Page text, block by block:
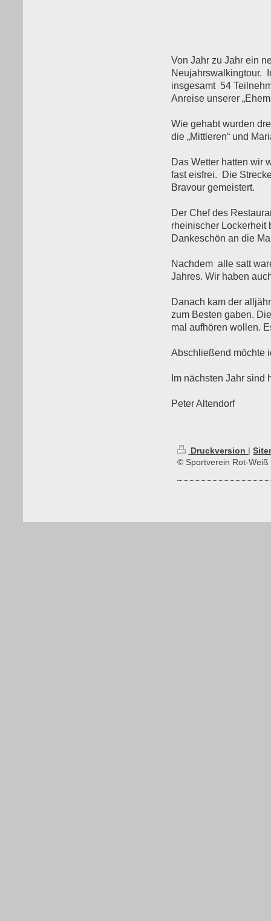
Von Jahr zu Jahr ein
Neujahrswalkingtour.
insgesamt 54
Anreise unserer
Wie gehabt wurden
die „Mittleren“ und
Das Wetter hatten wir
fast eisfrei. Die
Bravour gemeistert.
Der Chef des
rheinischer Lockerheit
Dankeschön an die
Nachdem alle satt
Jahres. Wir haben
Danach kam der
zum Besten gaben.
mal aufhören wollen.
Abschließend möchte
Im nächsten Jahr
Peter Altendorf
Druckversion |
© Sportverein Rot-Weiß